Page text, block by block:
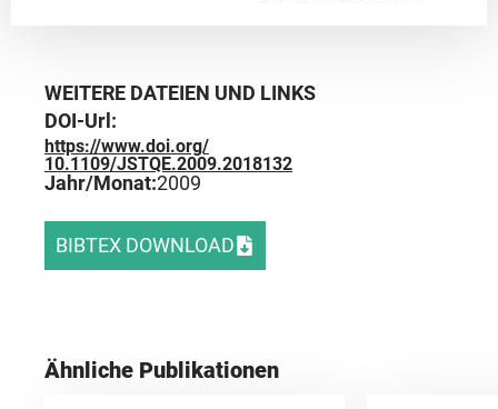
WEITERE DATEIEN UND LINKS
DOI-Url:
https://www.doi.org/
10.1109/JSTQE.2009.2018132
Jahr/Monat:2009
BIBTEX DOWNLOAD
Ähnliche Publikationen